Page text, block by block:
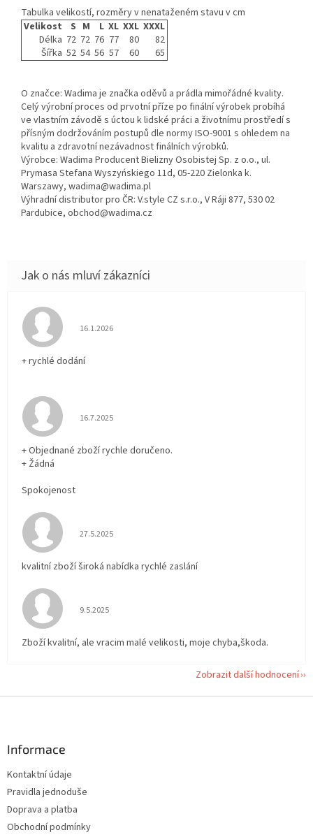
Tabulka velikostí, rozměry v nenataženém stavu v cm
Velikost
S M L XL XXL XXXL
Délka 72 72 76 77 80
82
Šířka 52 54 56 57 60 65
O značce: Wadima je značka oděvů a prádla mimořádné kvality.
Celý výrobní proces od prvotní příze po finální výrobek probíhá
ve vlastním závodě s úctou k lidské práci a životnímu prostředí s
přísným dodržováním postupů dle normy ISO-9001 s ohledem na
kvalitu a zdravotní nezávadnost finálních výrobků.
Výrobce: Wadima Producent Bielizny Osobistej Sp. z o.o., ul.
Prymasa Stefana Wyszyńskiego 11d, 05-220 Zielonka k.
Warszawy, wadima@wadima.pl
Výhradní distributor pro ČR: V.style CZ s.r.o., V Ráji 877, 530 02
Pardubice, obchod@wadima.cz
Hodnocení obchodu je 5 z 5 hvězdiček.
16.1.2026
+ rychlé dodání
Hodnocení obchodu je 5 z 5 hvězdiček.
16.7.2025
+ Objednané zboží rychle doručeno.
+ Žádná
Spokojenost
Hodnocení obchodu je 5 z 5 hvězdiček.
27.5.2025
kvalitní zboží široká nabídka rychlé zaslání
Hodnocení obchodu je 5 z 5 hvězdiček.
9.5.2025
Zboží kvalitní, ale vracim malé velikosti, moje chyba,škoda.
Zobrazit další hodnocení
Informace
Kontaktní údaje
Pravidla jednoduše
Doprava a platba
Obchodní podmínky